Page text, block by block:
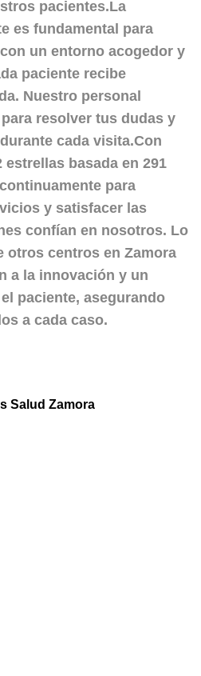
pacientes.La
es fundamental para
un entorno acogedor y
paciente recibe
Nuestro personal
resolver tus dudas y
cada visita.Con
estrellas basada en 291
para
y satisfacer las
confían en nosotros. Lo
otros centros en Zamora
a la innovación y un
paciente, asegurando
a cada caso.
Salud Zamora